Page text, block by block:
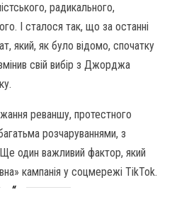
радикального,
І сталося так, що за останні
який, як було відомо, спочатку
свій вибір з Джорджа
реваншу, протестного
розчаруваннями, з
один важливий фактор, який
кампанія у соцмережі TikTok.